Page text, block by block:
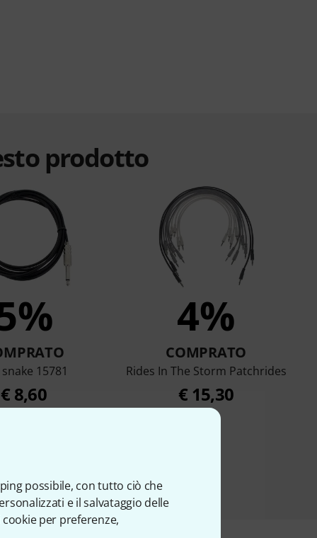
possibile, con tutto ciò che
e il salvataggio delle
per preferenze,
prodotto
15781
€ 8,60
4%
COMPRATO
Rides In The Storm Patchrides
€ 15,30